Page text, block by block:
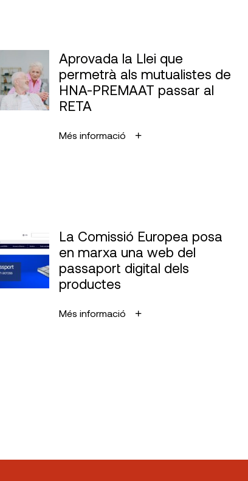
Aprovada la Llei que
permetrà als mutualistes de
HNA-PREMAAT passar al
RETA
Més informació
La Comissió Europea posa
en marxa una web del
passaport digital dels
productes
Més informació